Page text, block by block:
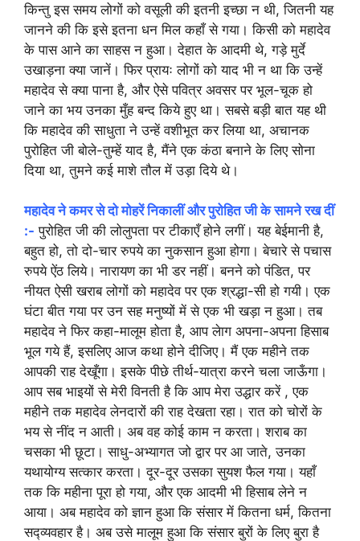
किन्तु इस समय लोगों को वसूली की इतनी इच्छा न थी, जितनी यह
जानने की कि इसे इतना धन मिल कहाँ से गया। किसी को महादेव
के पास आने का साहस न हुआ। देहात के आदमी थे, गड़े मुर्दे
उखाड़ना क्या जानें। फिर प्रायः लोगों को याद भी न था कि उन्हें
महादेव से क्या पाना है, और ऐसे पवित्र अवसर पर भूल-चूक हो
जाने का भय उनका मुँह बन्द किये हुए था। सबसे बड़ी बात यह थी
कि महादेव की साधुता ने उन्हें वशीभूत कर लिया था, अचानक
पुरोहित जी बोले-तुम्हें याद है, मैंने एक कंठा बनाने के लिए सोना
दिया था, तुमने कई माशे तौल में उड़ा दिये थे।
महादेव ने कमर से दो मोहरें निकालीं और पुरोहित जी के सामने रख दीं
:- पुरोहित जी की लोलुपता पर टीकाएँ होने लगीं। यह बेईमानी है,
बहुत हो, तो दो-चार रुपये का नुकसान हुआ होगा। बेचारे से पचास
रुपये ऐंठ लिये। नारायण का भी डर नहीं। बनने को पंडित, पर
नीयत ऐसी खराब लोगों को महादेव पर एक श्रद्धा-सी हो गयी। एक
घंटा बीत गया पर उन सह मनुष्यों में से एक भी खड़ा न हुआ। तब
महादेव ने फिर कहा-मालूम होता है, आप लेाग अपना-अपना हिसाब
भूल गये हैं, इसलिए आज कथा होने दीजिए। मैं एक महीने तक
आपकी राह देखूँगा। इसके पीछे तीर्थ-यात्रा करने चला जाऊँगा।
आप सब भाइयों से मेरी विनती है कि आप मेरा उद्धार करें , एक
महीने तक महादेव लेनदारों की राह देखता रहा। रात को चोरों के
भय से नींद न आती। अब वह कोई काम न करता। शराब का
चसका भी छूटा। साधु-अभ्यागत जो द्वार पर आ जाते, उनका
यथायोग्य सत्कार करता। दूर-दूर उसका सुयश फैल गया। यहाँ
तक कि महीना पूरा हो गया, और एक आदमी भी हिसाब लेने न
आया। अब महादेव को ज्ञान हुआ कि संसार में कितना धर्म, कितना
सद्व्यवहार है। अब उसे मालूम हुआ कि संसार बुरों के लिए बुरा है